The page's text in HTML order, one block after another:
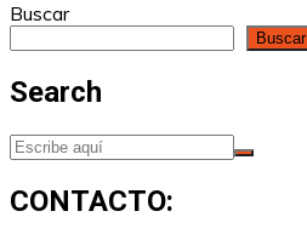
Buscar
Buscar
Search
CONTACTO: